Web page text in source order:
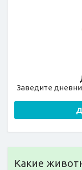
Заведите
Какие